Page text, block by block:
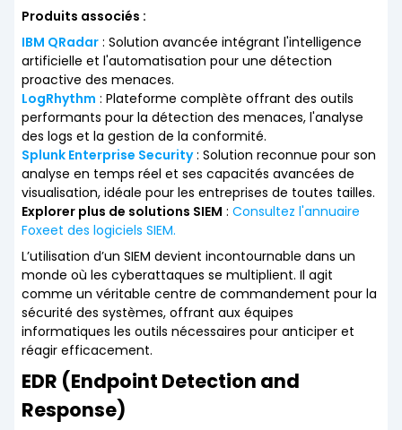
Produits associés :
IBM QRadar : Solution avancée intégrant l'intelligence
artificielle et l'automatisation pour une détection
proactive des menaces.
LogRhythm : Plateforme complète offrant des outils
performants pour la détection des menaces, l'analyse
des logs et la gestion de la conformité.
Splunk Enterprise Security: Solution reconnue pour son
analyse en temps réel et ses capacités avancées de
visualisation, idéale pour les entreprises de toutes tailles.
Explorer plus de solutions SIEM : Consultez l'annuaire
Foxeet des logiciels SIEM.
L’utilisation d’un SIEM devient incontournable dans un
monde où les cyberattaques se multiplient. Il agit
comme un véritable centre de commandement pour la
sécurité des systèmes, offrant aux équipes
informatiques les outils nécessaires pour anticiper et
réagir efficacement.
EDR (Endpoint Detection and
Response)